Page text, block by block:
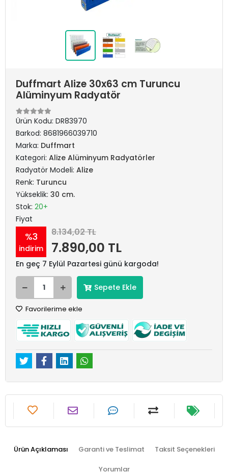
Duffmart Alize 30x63 cm Turuncu
Alüminyum Radyatör
Ürün Kodu: DR83970
Barkod: 8681966039710
Marka: Duffmart
Kategori: Alize Alüminyum Radyatörler
Radyatör Modeli: Alize
Renk: Turuncu
Yükseklik: 30 cm.
Stok: 20+
Fiyat
%3
indirim
8.134,02 TL
7.890,00 TL
En geç 7 Eylül Pazartesi günü kargoda!
Sepete Ekle
Favorilerime ekle
Ürün Açıklaması Garanti ve Teslimat Taksit Seçenekleri
Yorumlar